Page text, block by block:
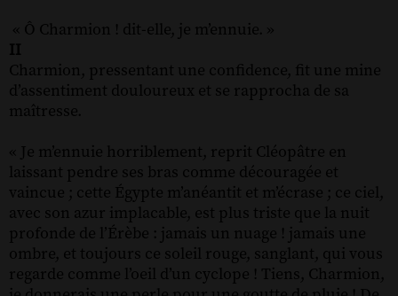
« Ô Charmion ! dit-elle, je m’ennuie. »
II
Charmion, pressentant une confidence, fit une mine
d’assentiment douloureux et se rapprocha de sa
maîtresse.
« Je m’ennuie horriblement, reprit Cléopâtre en
laissant pendre ses bras comme découragée et
vaincue ; cette Égypte m’anéantit et m’écrase ; ce ciel,
avec son azur implacable, est plus triste que la nuit
profonde de l’Érèbe : jamais un nuage ! jamais une
ombre, et toujours ce soleil rouge, sanglant, qui vous
regarde comme l’oeil d’un cyclope ! Tiens, Charmion,